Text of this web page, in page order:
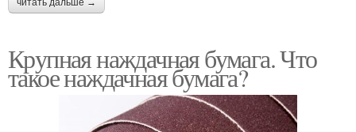
Крупная наждачная бумага. Что
такое наждачная бумага?